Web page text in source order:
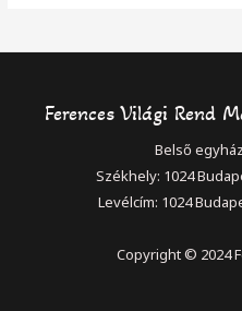
Ferences Világi Rend
Belső
Székhely: 1024
Levélcím: 1024
Copyright © 2024